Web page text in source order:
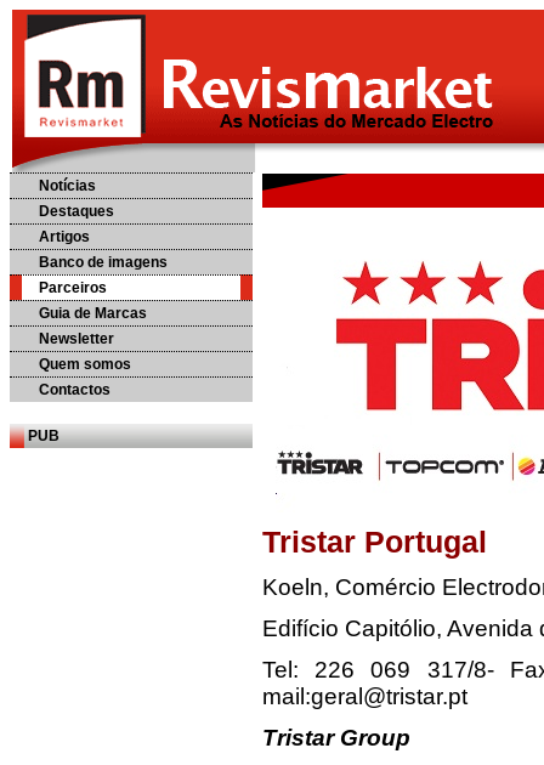
Notícias
Destaques
Artigos
Banco de imagens
Parceiros
Guia de Marcas
Newsletter
Quem somos
Contactos
PUB
Tristar Portugal
Koeln, Comércio
Edifício Capitólio,
Tel: 226 069 317/8-
mail:geral@tristar.pt
Tristar Group